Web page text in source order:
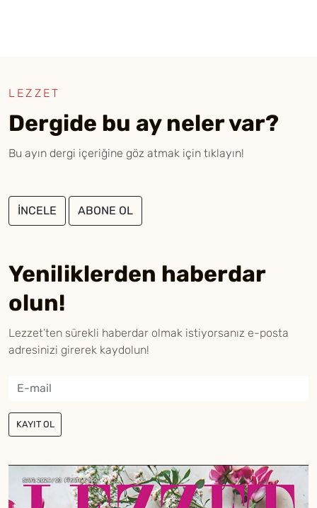
LEZZET
Dergide bu ay neler var?
Bu ayın dergi içeriğine göz atmak için tıklayın!
İNCELE ABONE OL
Yeniliklerden haberdar
olun!
Lezzet’ten sürekli haberdar olmak istiyorsanız e-posta
adresinizi girerek kaydolun!